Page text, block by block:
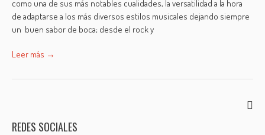
como una de sus más notables cualidades, la versatilidad a la hora
de adaptarse a los más diversos estilos musicales dejando siempre
un buen sabor de boca; desde el rock y
Leer más →
REDES SOCIALES